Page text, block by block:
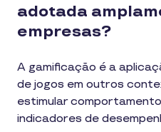
adotada
empresas?
A gamificação é a
de jogos em outros
estimular
indicadores de